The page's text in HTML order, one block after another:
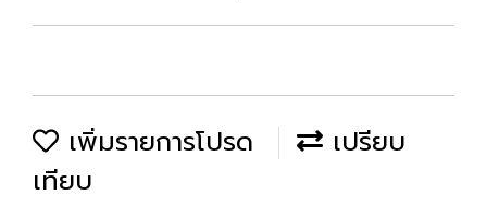
เพิ่มรายการโปรด
เปรียบ
เทียบ